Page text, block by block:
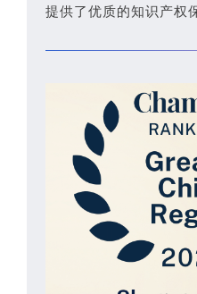
提供了优质的知识产权